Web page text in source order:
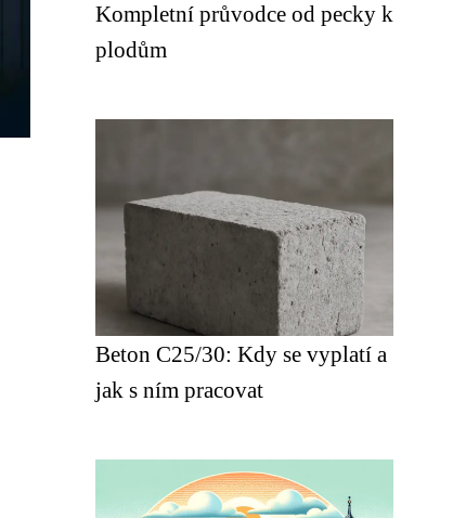
Kompletní průvodce od pecky k
plodům
Beton C25/30: Kdy se vyplatí a
jak s ním pracovat